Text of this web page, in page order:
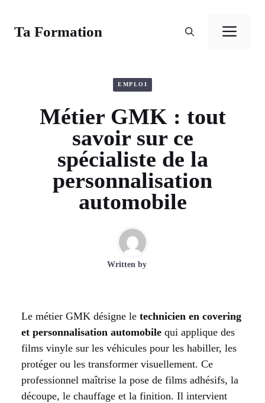
contenuTa Formation
EMPLOI
Métier GMK : tout
savoir sur ce
spécialiste de la
personnalisation
automobile
Written by
Le métier GMK désigne le technicien en covering
et personnalisation automobile qui applique des
films vinyle sur les véhicules pour les habiller, les
protéger ou les transformer visuellement. Ce
professionnel maîtrise la pose de films adhésifs, la
découpe, le chauffage et la finition. Il intervient